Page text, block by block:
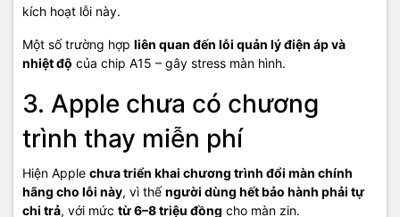
kích hoạt lỗi này.
Một số trường hợp liên quan đến lỗi quản lý điện áp và
nhiệt độ của chip A15 – gây stress màn hình.
3. Apple chưa có chương
trình thay miễn phí
Hiện Apple chưa triển khai chương trình đổi màn chính
hãng cho lỗi này, vì thếngười dùng hết bảo hành phải tự
chi trả, với mức từ 6–8 triệu đồng cho màn zin.